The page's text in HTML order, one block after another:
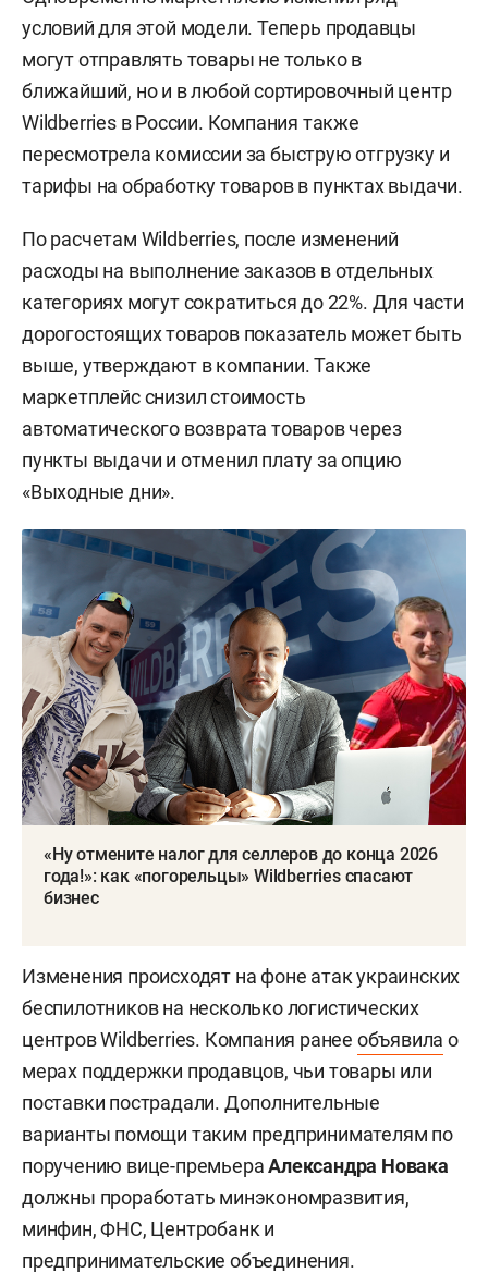
условий для этой модели. Теперь продавцы
могут отправлять товары не только в
ближайший, но и в любой сортировочный центр
Wildberries в России. Компания также
пересмотрела комиссии за быструю отгрузку и
тарифы на обработку товаров в пунктах выдачи.
По расчетам Wildberries, после изменений
расходы на выполнение заказов в отдельных
категориях могут сократиться до 22%. Для части
дорогостоящих товаров показатель может быть
выше, утверждают в компании. Также
маркетплейс снизил стоимость
автоматического возврата товаров через
пункты выдачи и отменил плату за опцию
«Выходные дни».
«Ну отмените налог для селлеров до конца 2026
года!»: как «погорельцы» Wildberries спасают
бизнес
Изменения происходят на фоне атак украинских
беспилотников на несколько логистических
центров Wildberries. Компания ранее объявила о
мерах поддержки продавцов, чьи товары или
поставки пострадали. Дополнительные
варианты помощи таким предпринимателям по
поручению вице-премьераАлександра Новака
должны проработать минэкономразвития,
минфин, ФНС, Центробанк и
предпринимательские объединения.